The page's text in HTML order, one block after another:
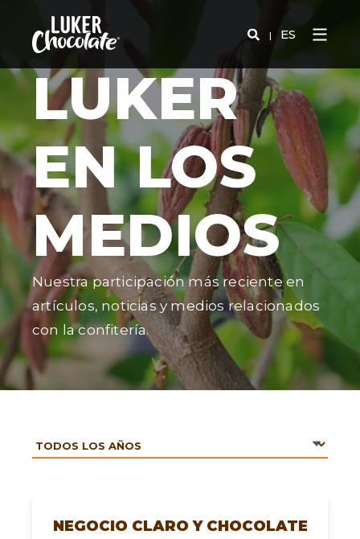
ES
LUKER
EN LOS
MEDIOS
Nuestra participación más reciente en
artículos, noticias y medios relacionados
con la confitería.
NEGOCIO CLARO Y CHOCOLATE